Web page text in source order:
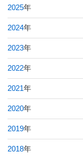
2025年
2024年
2023年
2022年
2021年
2020年
2019年
2018年